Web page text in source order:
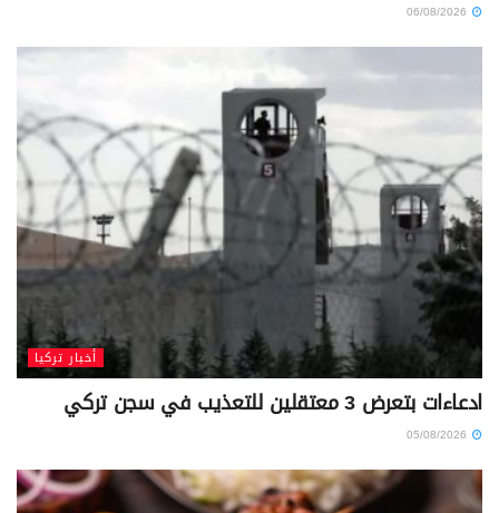
أخبار تركيا
ادعاءات بتعرض 3 معتقلين للتعذيب في سجن تركي